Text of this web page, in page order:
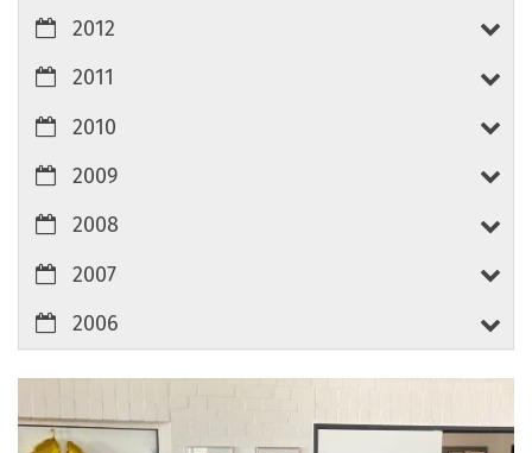
2012
2011
2010
2009
2008
2007
2006